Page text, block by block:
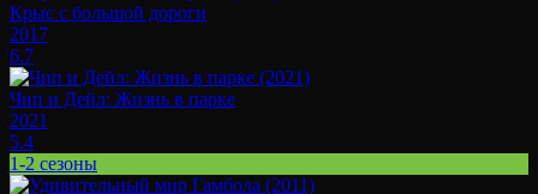
Крыс с большой дороги
2017
6.7
Чип и Дейл: Жизнь в парке
2021
5.4
1-2 сезоны